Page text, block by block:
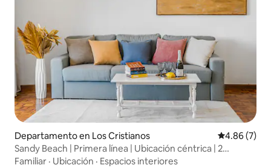
Departamento en Los Cristianos Calificación
4.86 (7)
Sandy Beach | Primera línea | Ubicación céntrica | 2
recámaras
Familiar · Ubicación · Espacios interiores